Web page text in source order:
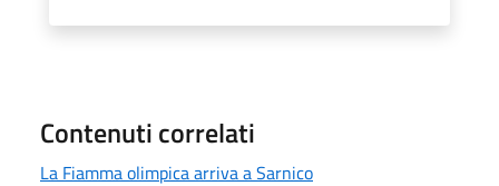
Contenuti correlati
La Fiamma olimpica arriva a Sarnico